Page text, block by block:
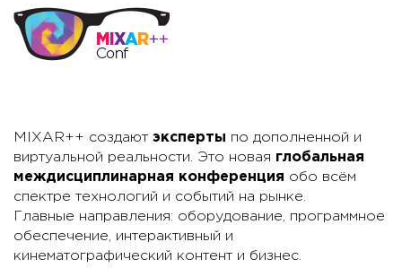
MIXAR++ создают эксперты по дополненной и
виртуальной реальности. Это новая глобальная
междисциплинарная конференция обо всём
спектре технологий и событий на рынке.
Главные направления: оборудование, программное
обеспечение, интерактивный и
кинематографический контент и бизнес.